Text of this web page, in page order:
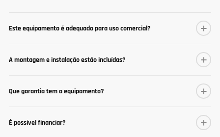
Este equipamento é adequado para uso comercial?
A montagem e instalação estão incluídas?
Que garantia tem o equipamento?
É possível financiar?